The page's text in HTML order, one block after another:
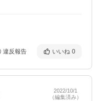
違反報告 いいね 0
2022/10/1
（編集済み）